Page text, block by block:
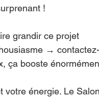
!
grandir ce projet
→ contactez-
ça booste
votre énergie. Le Salon